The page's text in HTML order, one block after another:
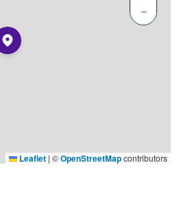
−
Leaflet | ©OpenStreetMapcontributors